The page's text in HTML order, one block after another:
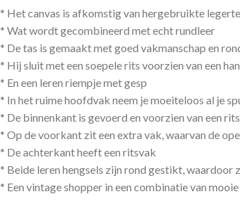
* Het canvas is afkomstig van hergebruikte
* Wat wordt gecombineerd met echt rundleer
* De tas is gemaakt met goed vakmanschap en
* Hij sluit met een soepele rits voorzien van een
* En een leren riempje met gesp
* In het ruime hoofdvak neem je moeiteloos al je
* De binnenkant is gevoerd en voorzien van een
* Op de voorkant zit een extra vak, waarvan de
* De achterkant heeft een ritsvak
* Beide leren hengsels zijn rond gestikt, waardoor
* Een vintage shopper in een combinatie van